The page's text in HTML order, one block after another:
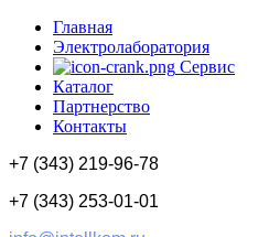
Главная
Электролаборатория
Сервис
Каталог
Партнерство
Контакты
+7 (343) 219-96-78
+7 (343) 253-01-01